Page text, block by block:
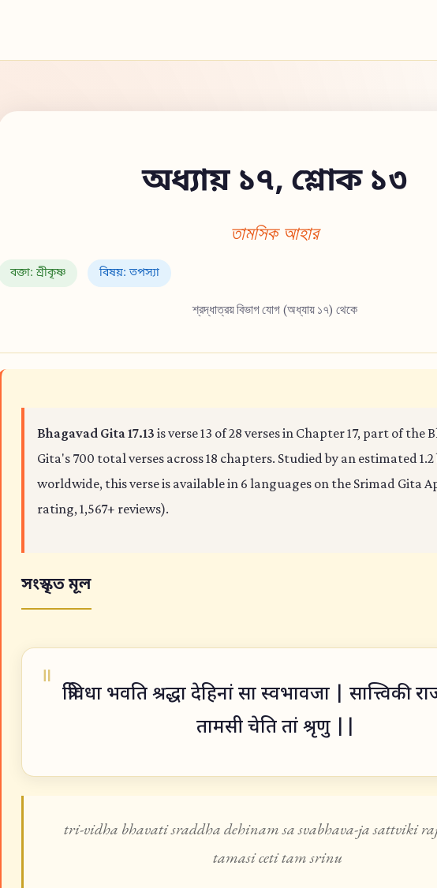
অধ্যায় ১৭, শ্লোক ১৩
তামসিক আহার
বক্তা: শ্রীকৃষ্ণ বিষয়: তপস্যা
শ্রদ্ধাত্রয় বিভাগ যোগ (অধ্যায় ১৭) থেকে
Bhagavad Gita 17.13 is verse 13 of 28 verses in Chapter 17, part of the
Gita's 700 total verses across 18 chapters. Studied by an estimated
worldwide, this verse is available in 6 languages on the Srimad Gita
rating, 1,567+ reviews).
সংস্কৃত মূল
त्रिविधा भवति श्रद्धा देहिनां सा स्वभावजा | सात्त्विकी
तामसी चेति तां श्रृणु ||
tri-vidha bhavati sraddha dehinam sa svabhava-ja sattviki
tamasi ceti tam srinu